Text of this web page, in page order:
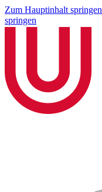
Zum Hauptinhalt springen
springen